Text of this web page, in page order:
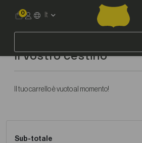
It
0
Il vostro cestino
Il tuo carrello è vuoto al momento!
Sub-totale